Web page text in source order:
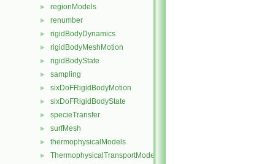
► regionModels
► renumber
► rigidBodyDynamics
► rigidBodyMeshMotion
► rigidBodyState
► sampling
► sixDoFRigidBodyMotion
► sixDoFRigidBodyState
► specieTransfer
► surfMesh
► thermophysicalModels
► ThermophysicalTransportModels